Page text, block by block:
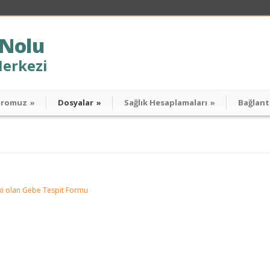
» Dosyalar » Sağlık Hesaplamaları »
olan Gebe Tespit Formu